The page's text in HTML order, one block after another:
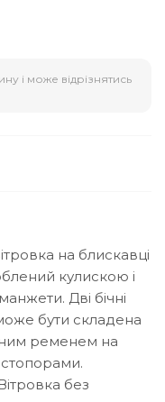
і може відрізнятись
на блискавці
кулискою і
Дві бічні
бути складена
ременем на
стопорами.
без